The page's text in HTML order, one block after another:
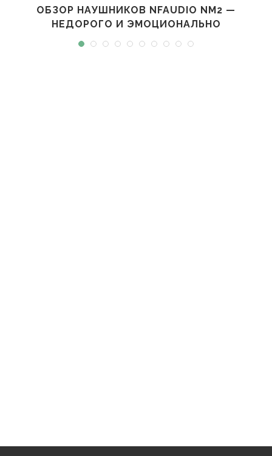
ОБЗОР НАУШНИКОВ NFAUDIO NM2 —
НЕДОРОГО И ЭМОЦИОНАЛЬНО